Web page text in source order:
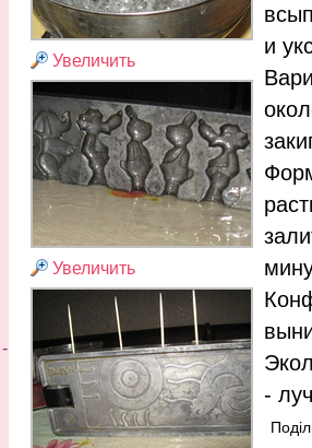
Увеличить
Увеличить
и
-